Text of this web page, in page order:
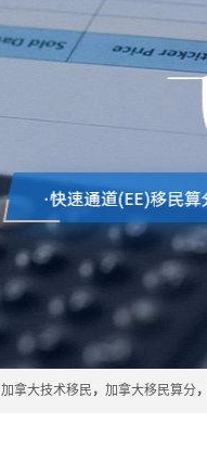
加拿大技术移民 ， 加拿大移民算分，